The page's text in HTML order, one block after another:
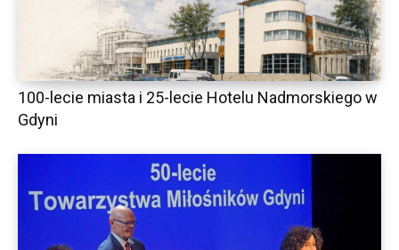
100-lecie miasta i 25-lecie Hotelu Nadmorskiego w
Gdyni